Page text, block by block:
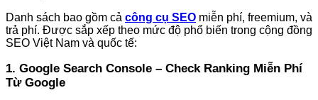
Danh sách bao gồm cả công cụ SEO miễn phí, freemium, và
trả phí. Được sắp xếp theo mức độ phổ biến trong cộng đồng
SEO Việt Nam và quốc tế:
1. Google Search Console – Check Ranking Miễn Phí
Từ Google